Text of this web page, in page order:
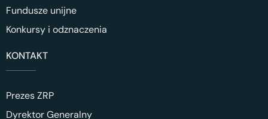
Fundusze unijne
Konkursy i odznaczenia
KONTAKT
Prezes ZRP
Dyrektor Generalny